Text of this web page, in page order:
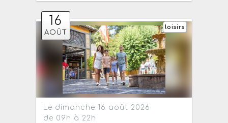
16
AOÛT
loisirs
Le dimanche 16 août 2026
de 09h à 22h